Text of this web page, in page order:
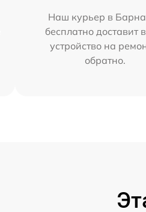
Наш курьер в
бесплатно доставит
устройство на
обратно.